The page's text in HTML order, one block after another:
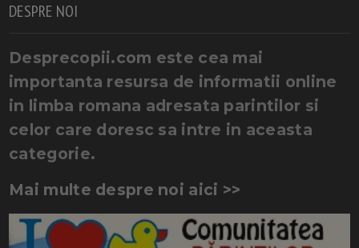
DESPRE NOI
Desprecopii.com este cea mai
importanta resursa de informatii online
in limba romana adresata parintilor si
celor care doresc sa intre in aceasta
categorie.
Mai multe despre noi aici >>